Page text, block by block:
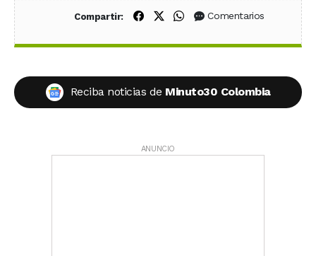
Compartir: Compartir en Facebook
Compartir en X (Twitter)
Compartir en WhatsApp
Comentarios
Reciba noticias de Minuto30 Colombia
ANUNCIO